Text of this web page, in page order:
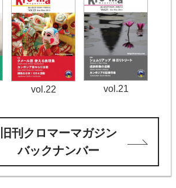
vol.22 vol.21
旧刊クロマーマガジン
バックナンバー